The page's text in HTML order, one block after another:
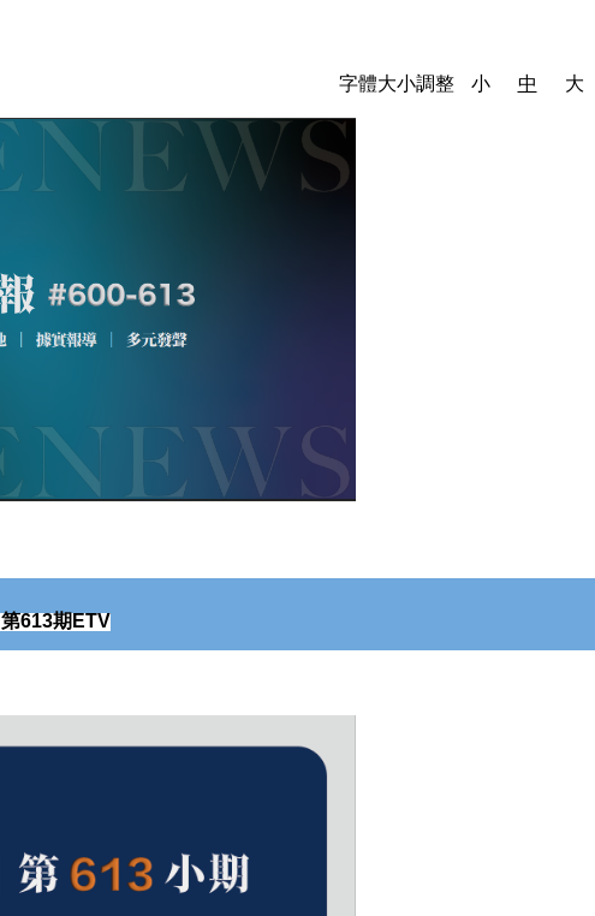
字體大小調整 小 中 大
第613期 ETV